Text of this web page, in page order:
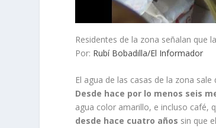
Residentes de la zona señalan que
Por: Rubí Bobadilla/El Informador
El agua de las casas de la zona
Desde hace por lo menos seis
agua color amarillo, e incluso café,
desde hace cuatro años sin que